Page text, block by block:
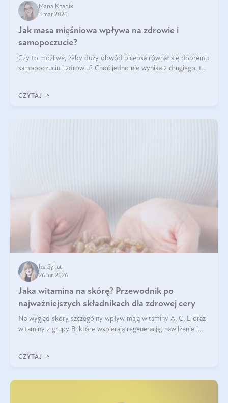
Maria Knapik
3 mar 2026
Jak masa mięśniowa wpływa na zdrowie i
samopoczucie?
Czy to możliwe, żeby duży obwód bicepsa równał się dobremu
samopoczuciu i zdrowiu? Choć jedno nie wynika z drugiego, to
wyjaśnimy.
CZYTAJ
Iza Sykut
26 lut 2026
Jaka witamina na skórę? Przewodnik po
najważniejszych składnikach dla zdrowej cery
Na wygląd skóry szczególny wpływ mają witaminy A, C, E oraz
witaminy z grupy B, które wspierają regenerację, nawilżenie i
CZYTAJ